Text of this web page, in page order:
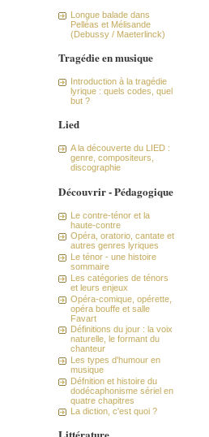
Longue balade dans
Pelléas et Mélisande
(Debussy / Maeterlinck)
Tragédie en musique
Introduction à la tragédie
lyrique : quels codes, quel
but ?
Lied
A la découverte du LIED :
genre, compositeurs,
discographie
Découvrir - Pédagogique
Le contre-ténor et la
haute-contre
Opéra, oratorio, cantate et
autres genres lyriques
Le ténor - une histoire
sommaire
Les catégories de ténors
et leurs enjeux
Opéra-comique, opérette,
opéra bouffe et salle
Favart
Définitions du jour : la voix
naturelle, le formant du
chanteur
Les types d'humour en
musique
Défnition et histoire du
dodécaphonisme sériel en
quatre chapitres
La diction, c'est quoi ?